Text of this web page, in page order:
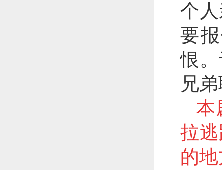
个
要
恨
兄
本
拉
的